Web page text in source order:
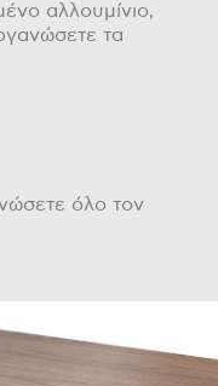
αλλουμίνιο,
τα
όλο τον